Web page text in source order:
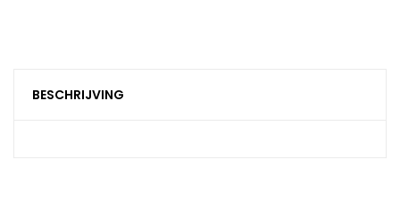
BESCHRIJVING